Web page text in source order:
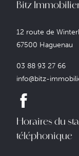
Bitz
12 route de
67500 Haguenau
03 88 93 27 66
info@bitz-
Horaires du
téléphonique